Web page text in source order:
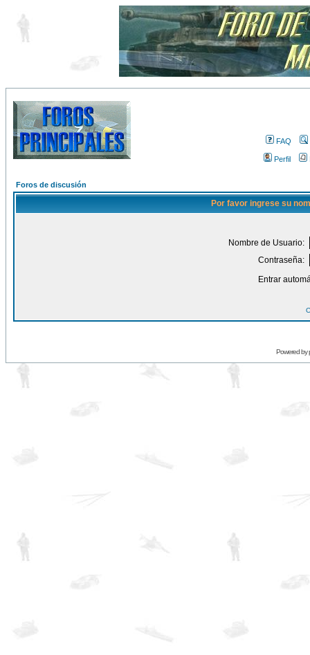
FAQ
Perfil
Foros de discusión
Por favor ingrese su
Nombre de Usuario:
Contraseña:
Entrar
Powered by